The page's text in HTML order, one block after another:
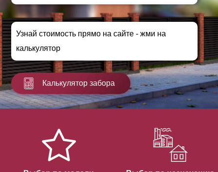
Узнай стоимость прямо на сайте - жми на
калькулятор
Калькулятор забора